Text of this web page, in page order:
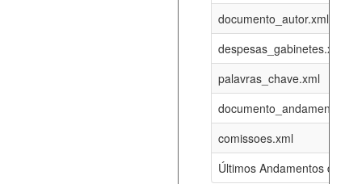
documento_autor.xml
despesas_gabinetes.xml
palavras_chave.xml
documento_andamento.xml
comissoes.xml
Últimos Andamentos de
funcionarios_cargos.xml 12-05-
09-08-
documento_andamento.xml 09-08-